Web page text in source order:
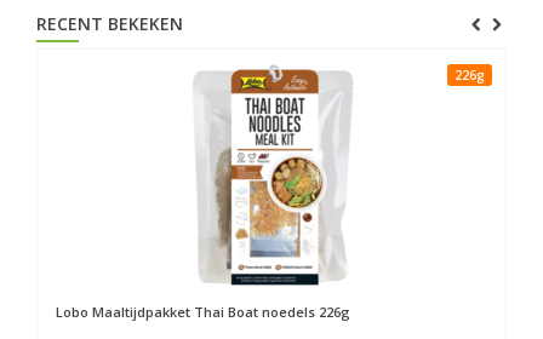
RECENT BEKEKEN
226g
Lobo Maaltijdpakket Thai Boat noedels 226g